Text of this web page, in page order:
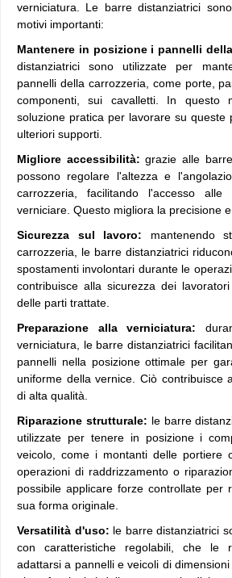
verniciatura. Le barre distanziatrici
motivi importanti:
Mantenere in posizione i pannelli
distanziatrici sono utilizzate per
pannelli della carrozzeria, come porte,
componenti, sui cavalletti. In questo
soluzione pratica per lavorare su queste
ulteriori supporti.
Migliore accessibilità: grazie alle
possono regolare l'altezza e
carrozzeria, facilitando l'accesso
verniciare. Questo migliora la precisione
Sicurezza sul lavoro: mantenendo
carrozzeria, le barre distanziatrici
spostamenti involontari durante le
contribuisce alla sicurezza dei
delle parti trattate.
Preparazione alla verniciatura:
verniciatura, le barre distanziatrici
pannelli nella posizione ottimale per
uniforme della vernice. Ciò contribuisce
di alta qualità.
Riparazione strutturale: le barre
utilizzate per tenere in posizione i
veicolo, come i montanti delle portiere
operazioni di raddrizzamento o
possibile applicare forze controllate per
sua forma originale.
Versatilità d'uso: le barre distanziatrici
con caratteristiche regolabili, che le
adattarsi a pannelli e veicoli di